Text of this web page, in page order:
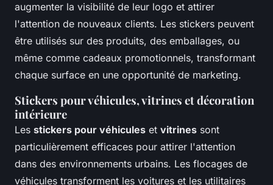
augmenter la visibilité de leur logo et attirer
l'attention de nouveaux clients. Les stickers peuvent
être utilisés sur des produits, des emballages, ou
même comme cadeaux promotionnels, transformant
chaque surface en une opportunité de marketing.
Stickers pour véhicules, vitrines et décoration
intérieure
Les stickers pour véhicules et vitrines sont
particulièrement efficaces pour attirer l'attention
dans des environnements urbains. Les flocages de
véhicules transforment les voitures et les utilitaires